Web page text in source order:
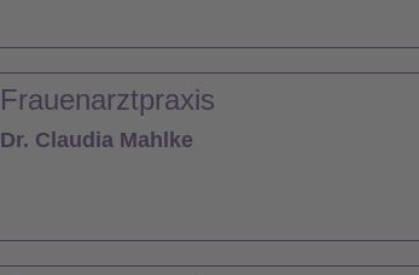
Frauenarztpraxis
Dr. Claudia Mahlke